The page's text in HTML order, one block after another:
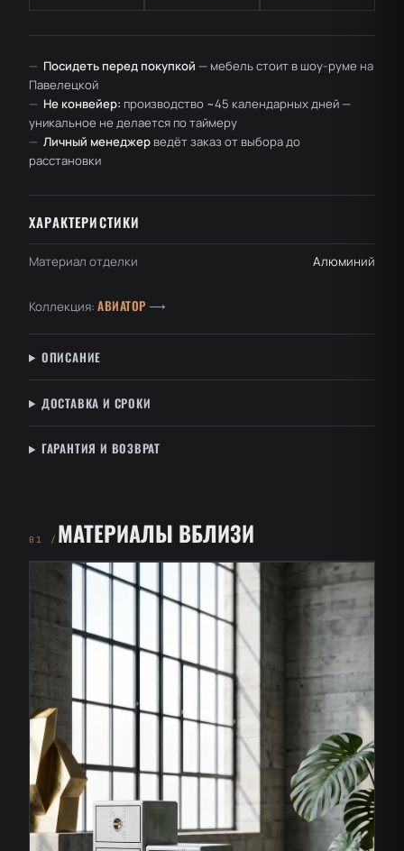
— Посидеть перед покупкой — мебель стоит в шоу-руме на
Павелецкой
— Не конвейер: производство ~45 календарных дней —
уникальное не делается по таймеру
— Личный менеджер ведёт заказ от выбора до
расстановки
ХАРАКТЕРИСТИКИ
Материал отделки Алюминий
Коллекция: АВИАТОР ⟶
ОПИСАНИЕ
ДОСТАВКА И СРОКИ
ГАРАНТИЯ И ВОЗВРАТ
01 / МАТЕРИАЛЫ ВБЛИЗИ